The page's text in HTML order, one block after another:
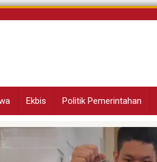
Ekbis Politik Pemerintahan